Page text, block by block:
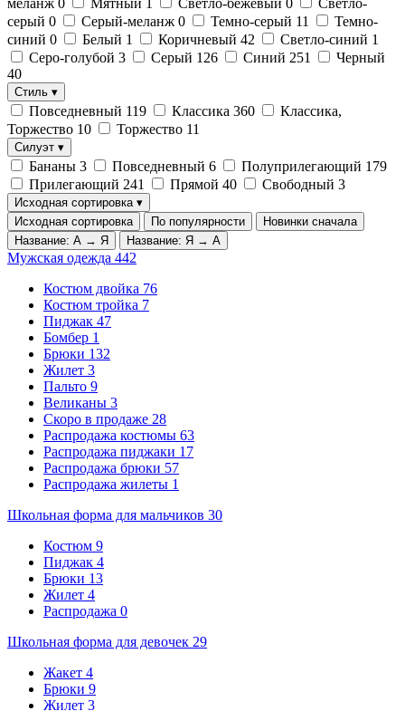
серый 0 Серый-меланж 0 Темно-серый 11
Темно-
синий 0 Белый 1 Коричневый 42 Светло-синий 1
Серо-голубой 3 Серый 126 Синий 251
Черный
40
Стиль ▾
Повседневный 119 Классика 360
Классика,
Торжество 10 Торжество 11
Силуэт ▾
Бананы 3 Повседневный 6 Полуприлегающий 179
Прилегающий 241 Прямой 40 Свободный 3
Исходная сортировка ▾
Исходная сортировка
По популярности
Новинки сначала
Название: А → Я
Название: Я → А
Мужская одежда 442
Костюм двойка 76
Костюм тройка 7
Пиджак 47
Бомбер 1
Брюки 132
Жилет 3
Пальто 9
Великаны 3
Скоро в продаже 28
Распродажа костюмы 63
Распродажа пиджаки 17
Распродажа брюки 57
Распродажа жилеты 1
Школьная форма для мальчиков 30
Костюм 9
Пиджак 4
Брюки 13
Жилет 4
Распродажа 0
Школьная форма для девочек 29
Жакет 4
Брюки 9
Жилет 3